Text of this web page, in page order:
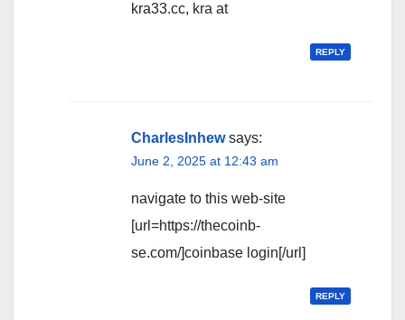
kra33.cc, kra at
REPLY
CharlesInhew says:
June 2, 2025 at 12:43 am
navigate to this web-site
[url=https://thecoinb-
se.com/]coinbase login[/url]
REPLY